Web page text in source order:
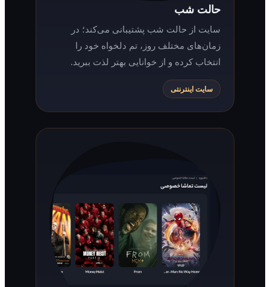
حالت شب
سایت از حالت شب پشتیبانی می‌کند؛ در
زمان‌های مختلف روز، تم دلخواه خود را
انتخاب کرده و از خوانایی بهتر لذت ببرید.
سایت اینترنتی